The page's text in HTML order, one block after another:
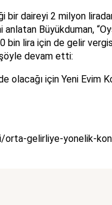
bir daireyi 2 milyon
Büyükduman,
bin lira için de gelir
devam etti:
olacağı için Yeni Evim
gelirliye-yonelik-